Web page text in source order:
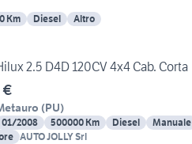
Km Diesel
Altro
2.5 D4D 120CV 4x4 Cab. Corta
€
(PU)
01/2008 500000 Km Diesel Manuale
AUTO JOLLY Srl